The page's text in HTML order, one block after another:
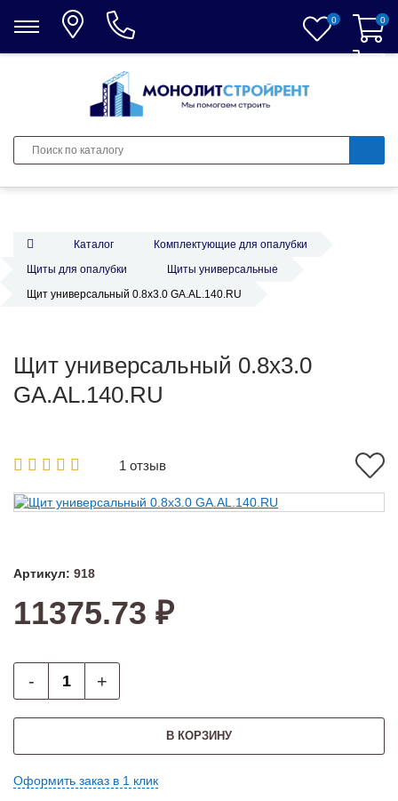
0 0
0
Каталог
Комплектующие для опалубки
Щиты для опалубки
Щиты универсальные
Щит универсальный 0.8х3.0 GA.AL.140.RU
Щит универсальный 0.8х3.0
GA.AL.140.RU
1 отзыв
Артикул: 918
11375.73 ₽
- +
В КОРЗИНУ
Оформить заказ в 1 клик